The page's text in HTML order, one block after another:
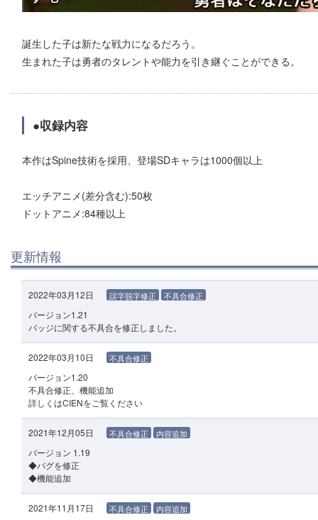
誕生した子は新たな戦力になるだろう。
生まれた子は勇者のタレントや能力を引き継ぐことができる。
●収録内容
本作はSpine技術を採用、登場SDキャラは1000個以上
エッチアニメ(差分含む):50枚
ドットアニメ:84種以上
更新情報
2022年03月12日 誤字脱字修正 不具合修正
バージョン1.21
バッジに関する不具合を修正しました。
2022年03月10日 不具合修正
バージョン1.20
不具合修正、機能追加
詳しくはCIENをご覧ください
2021年12月05日 不具合修正 内容追加
バージョン 1.19
◆バグを修正
◆機能追加
2021年11月17日 不具合修正 内容追加